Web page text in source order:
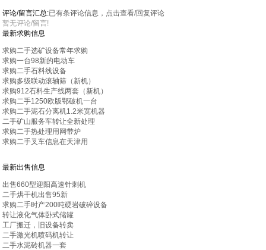
评论/留言汇总:已有条评论信息，点击查看/回复评论
暂无评论/留言!
最新求购信息
求购二手选矿设备常年求购
求购一台98新的电动车
求购二手石料线设备
求购多级联动滚轴筛（新机）
求购912石料生产线两套（新机）
求购二手1250欧版鄂破机一台
求购二手泥石分离机1.2米宽机器
二手矿山服务车转让全新处理
求购二手热处理用网带炉
求购二手叉车信息在天津用
最新出售信息
出售660型迎阳高速针刺机
二手烘干机出售95新
求购二手时产200吨硬岩破碎设备
转让液化气体卧式储罐
工厂搬迁，旧设备转卖
二手激光机喷码机转让
二手水泥砖机器一套